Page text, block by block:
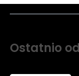
Ostatnio